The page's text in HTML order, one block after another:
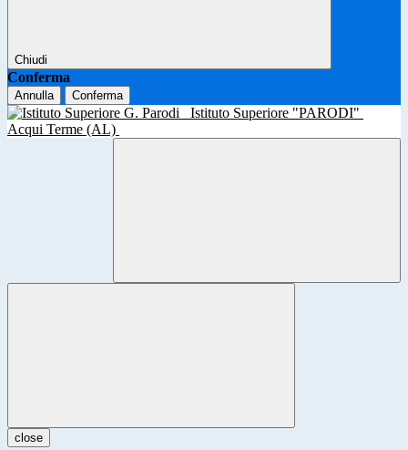
Chiudi
Conferma
Annulla Conferma
Istituto Superiore "PARODI"
Acqui Terme (AL)
close